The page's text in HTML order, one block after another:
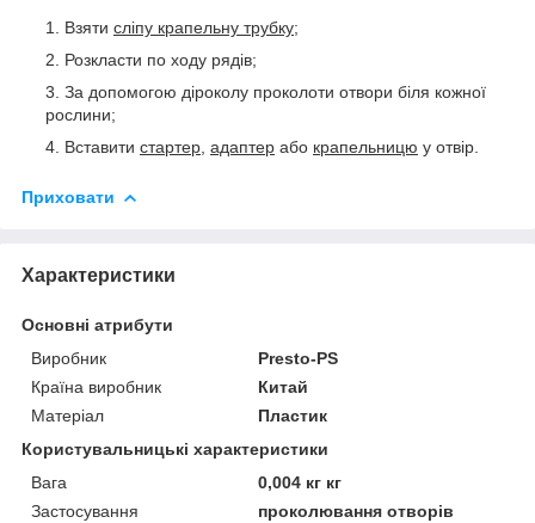
Взяти сліпу крапельну трубку;
Розкласти по ходу рядів;
За допомогою діроколу проколоти отвори біля кожної
рослини;
Вставити стартер адаптер або крапельницю у отвір.
Приховати
Характеристики
Основні атрибути
Виробник
Presto-PS
Країна виробник
Китай
Матеріал
Пластик
Користувальницькі характеристики
Вага
0,004 кг кг
Застосування
проколювання отворів